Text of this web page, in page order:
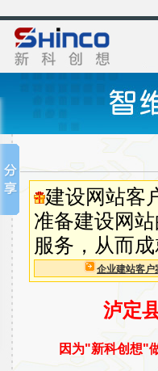
建设网站客
准备建设网
服务，从而
企业建站客户
泸定
因为"新科创想"